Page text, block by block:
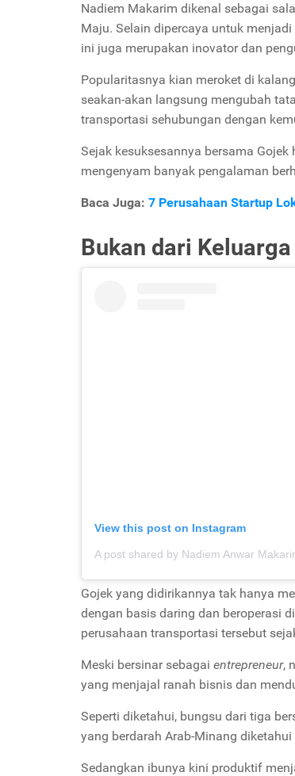
Nadiem Makarim dikenal sebagai
Maju. Selain dipercaya untuk
ini juga merupakan inovator dan
Popularitasnya kian meroket di
seakan-akan langsung mengubah
transportasi sehubungan dengan
Sejak kesuksesannya bersama Gojek
mengenyam banyak pengalaman
Baca Juga: 7 Perusahaan Startup
Bukan dari
View this post on Instagram
A post shared by Nadiem Anwar
Gojek yang didirikannya tak hanya
dengan basis daring dan beroperasi
perusahaan transportasi tersebut
Meski bersinar sebagai entrepreneur,
yang menjajal ranah bisnis dan
Seperti diketahui, bungsu dari tiga
yang berdarah Arab-Minang
Sedangkan ibunya kini produktif